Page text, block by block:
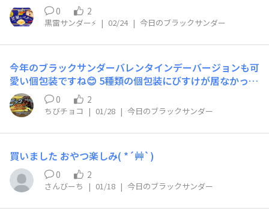
0 2
黒雷サンダー⚡️ | 02/24 | 今日のブラックサンダー
今年のブラックサンダーバレンタインデーバージョンも可
愛い個包装ですね😊 5種類の個包装にびすけが居なかった
けど、パッケージにはちゃんと居たので良かったです😊
0 2
ちびチョコ | 01/28 | 今日のブラックサンダー
買いました おやつ楽しみ( *´艸`)
0 2
さんびーち | 01/18 | 今日のブラックサンダー